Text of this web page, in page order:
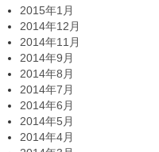
2015年1月
2014年12月
2014年11月
2014年9月
2014年8月
2014年7月
2014年6月
2014年5月
2014年4月